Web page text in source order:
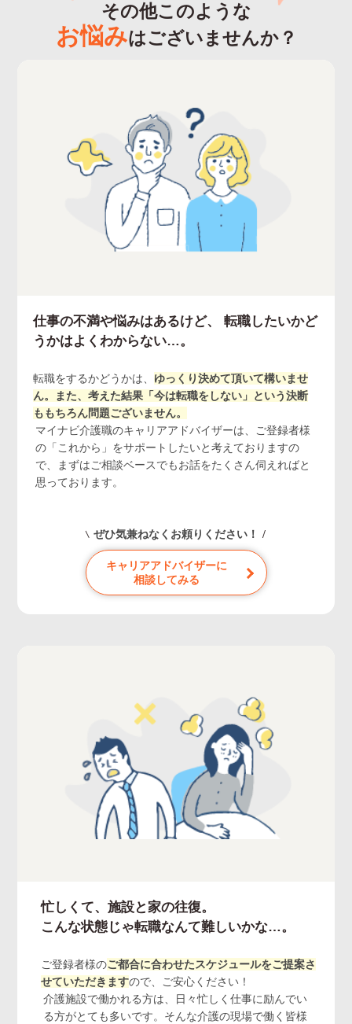
その他このような
お悩みはございませんか？
仕事の不満や悩みはあるけど、
転職したいかど
うかはよくわからない…。
転職をするかどうかは、 ゆっくり決めて頂いて構いませ
ん。また、考えた結果「今は転職をしない」という決断
ももちろん問題ございません。
マイナビ介護職のキャリアアドバイザーは、ご登録者様
の「これから」をサポートしたいと考えておりますの
で、まずはご相談ベースでもお話をたくさん伺えればと
思っております。
ぜひ気兼ねなくお頼りください！
キャリアアドバイザーに
相談してみる
忙しくて、施設と家の往復。
こんな状態じゃ転職なんて難しいかな…。
ご登録者様のご都合に合わせたスケジュールをご提案さ
せていただきますので、ご安心ください！
介護施設で働かれる方は、日々忙しく仕事に励んでい
る方がとても多いです。そんな介護の現場で働く皆様